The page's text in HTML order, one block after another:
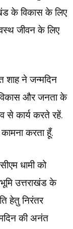
के विकास के लिए
जीवन के लिए
शाह ने जन्मदिन
और जनता के
से कार्य करते रहें.
करता हूँ.
धामी को
उत्तराखंड के
हेतु निरंतर
की अनंत